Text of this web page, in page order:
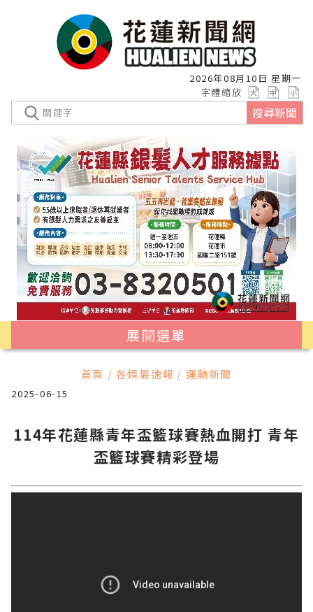
2026年08月10日 星期一
字體縮放
搜尋新聞
展開選單
首頁 / 各類最速報 / 運動新聞
2025-06-15
114年花蓮縣青年盃籃球賽熱血開打 青年
盃籃球賽精彩登場